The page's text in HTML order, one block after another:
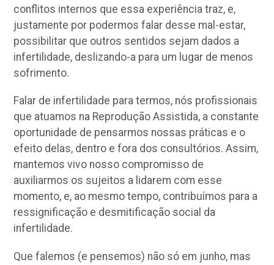
conflitos internos que essa experiência traz, e,
justamente por podermos falar desse mal-estar,
possibilitar que outros sentidos sejam dados a
infertilidade, deslizando-a para um lugar de menos
sofrimento.
Falar de infertilidade para termos, nós profissionais
que atuamos na Reprodução Assistida, a constante
oportunidade de pensarmos nossas práticas e o
efeito delas, dentro e fora dos consultórios. Assim,
mantemos vivo nosso compromisso de
auxiliarmos os sujeitos a lidarem com esse
momento, e, ao mesmo tempo, contribuímos para a
ressignificação e desmitificação social da
infertilidade.
Que falemos (e pensemos) não só em junho, mas